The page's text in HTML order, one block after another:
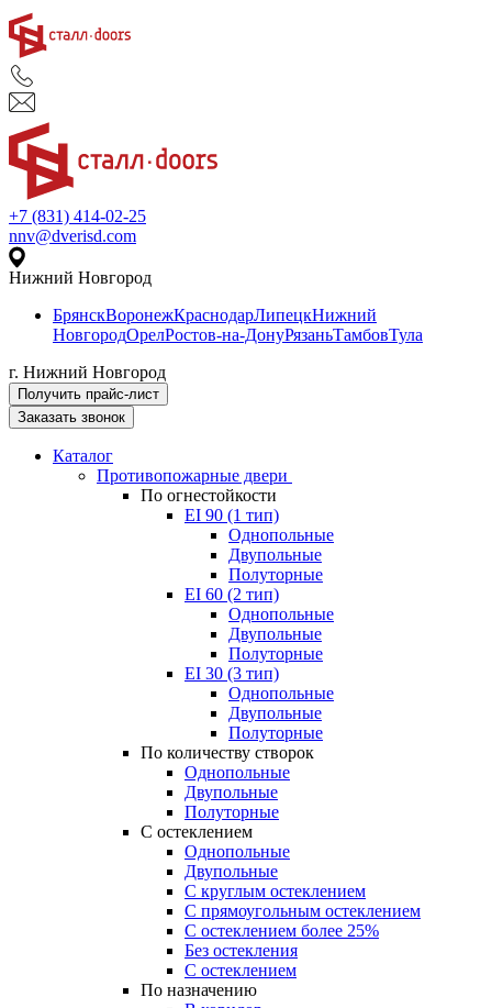
+7 (831) 414-02-25
nnv@dverisd.com
Нижний Новгород
БрянскВоронежКраснодарЛипецкНижний
НовгородОрелРостов-на-ДонуРязаньТамбовТула
г. Нижний Новгород
Получить прайс-лист
Заказать звонок
Каталог
Противопожарные двери
По огнестойкости
EI 90 (1 тип)
Однопольные
Двупольные
Полуторные
EI 60 (2 тип)
Однопольные
Двупольные
Полуторные
EI 30 (3 тип)
Однопольные
Двупольные
Полуторные
По количеству створок
Однопольные
Двупольные
Полуторные
С остеклением
Однопольные
Двупольные
С круглым остеклением
С прямоугольным остеклением
С остеклением более 25%
Без остекления
С остеклением
По назначению